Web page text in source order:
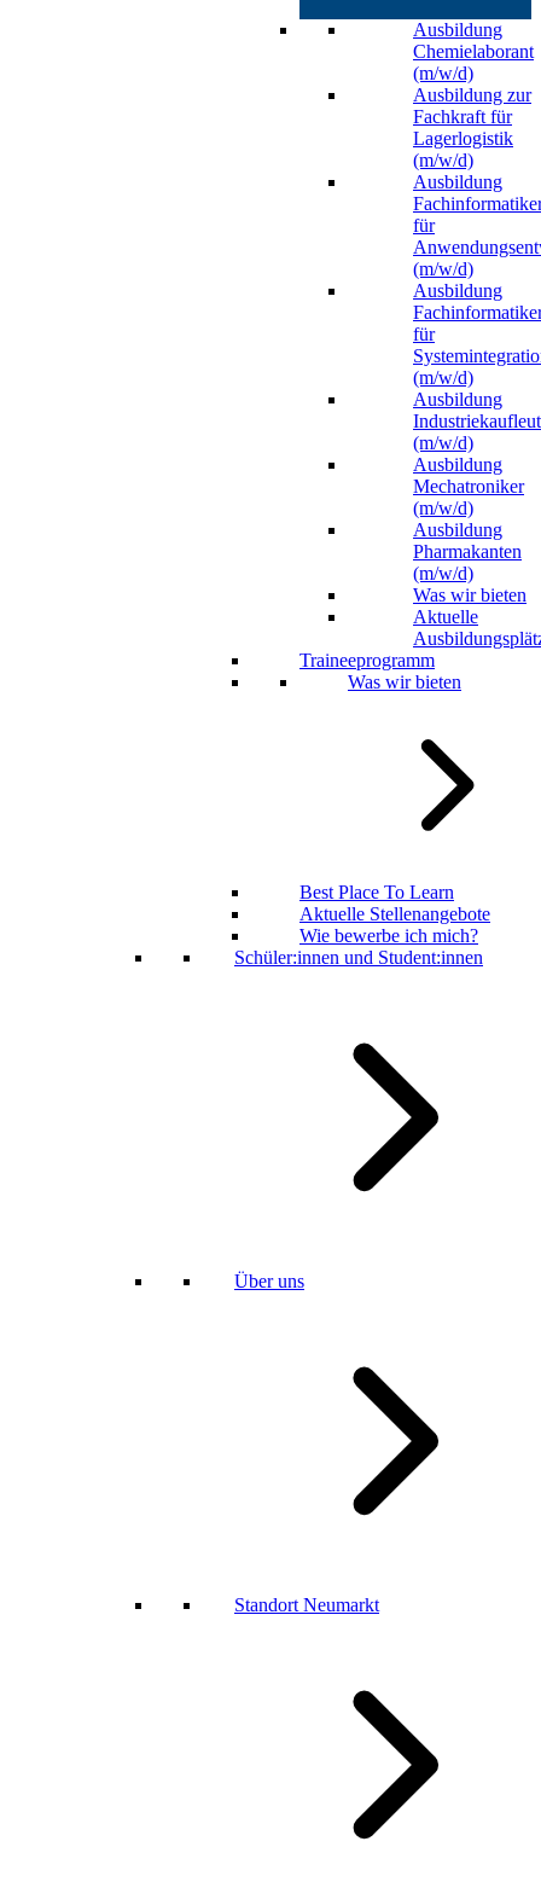
Ausbildung
Chemielaborant
(m/w/d)
Ausbildung zur
Fachkraft für
Lagerlogistik
(m/w/d)
Ausbildung
für
(m/w/d)
Ausbildung
für
(m/w/d)
Ausbildung
(m/w/d)
Ausbildung
Mechatroniker
(m/w/d)
Ausbildung
Pharmakanten
(m/w/d)
Was wir bieten
Aktuelle
Traineeprogramm
Was wir bieten
Best Place To Learn
Aktuelle Stellenangebote
Wie bewerbe ich mich?
Schüler:innen und Student:innen
Über uns
Standort Neumarkt